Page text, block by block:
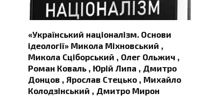
«Український націоналізм. Основи
ідеології» Микола Міхновський ,
Микола Сціборський , Олег Ольжич ,
Роман Коваль , Юрій Липа , Дмитро
Донцов , Ярослав Стецько , Михайло
Колодзінський , Дмитро Мирон